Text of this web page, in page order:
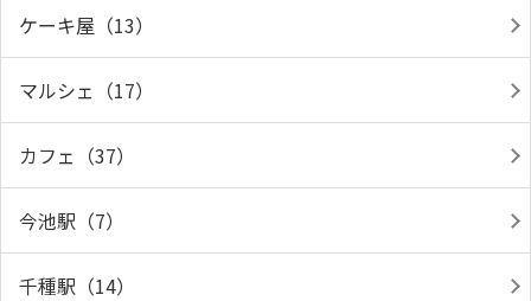
ケーキ屋（13）
マルシェ（17）
カフェ（37）
今池駅（7）
千種駅（14）